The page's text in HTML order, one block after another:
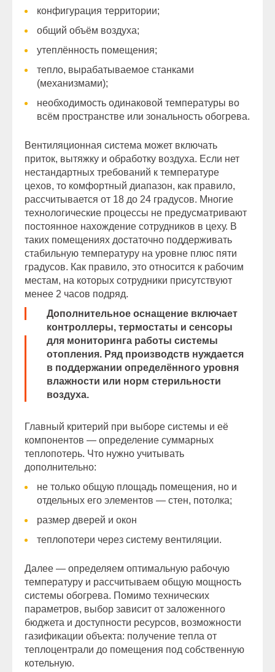
конфигурация территории;
общий объём воздуха;
утеплённость помещения;
тепло, вырабатываемое станками
(механизмами);
необходимость одинаковой температуры во
всём пространстве или зональность обогрева.
Вентиляционная система может включать
приток, вытяжку и обработку воздуха. Если нет
нестандартных требований к температуре
цехов, то комфортный диапазон, как правило,
рассчитывается от 18 до 24 градусов. Многие
технологические процессы не предусматривают
постоянное нахождение сотрудников в цеху. В
таких помещениях достаточно поддерживать
стабильную температуру на уровне плюс пяти
градусов. Как правило, это относится к рабочим
местам, на которых сотрудники присутствуют
менее 2 часов подряд.
Дополнительное оснащение включает
контроллеры, термостаты и сенсоры
для мониторинга работы системы
отопления. Ряд производств нуждается
в поддержании определённого уровня
влажности или норм стерильности
воздуха.
Главный критерий при выборе системы и её
компонентов — определение суммарных
теплопотерь. Что нужно учитывать
дополнительно:
не только общую площадь помещения, но и
отдельных его элементов — стен, потолка;
размер дверей и окон
теплопотери через систему вентиляции.
Далее — определяем оптимальную рабочую
температуру и рассчитываем общую мощность
системы обогрева. Помимо технических
параметров, выбор зависит от заложенного
бюджета и доступности ресурсов, возможности
газификации объекта: получение тепла от
теплоцентрали до помещения под собственную
котельную.